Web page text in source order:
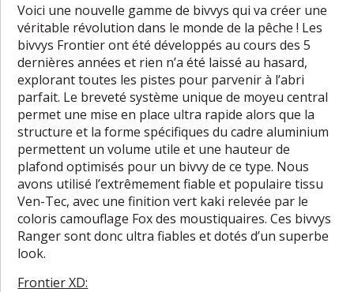
Voici une nouvelle gamme de bivvys qui va créer une
véritable révolution dans le monde de la pêche ! Les
bivvys Frontier ont été développés au cours des 5
dernières années et rien n’a été laissé au hasard,
explorant toutes les pistes pour parvenir à l’abri
parfait. Le breveté système unique de moyeu central
permet une mise en place ultra rapide alors que la
structure et la forme spécifiques du cadre aluminium
permettent un volume utile et une hauteur de
plafond optimisés pour un bivvy de ce type. Nous
avons utilisé l’extrêmement fiable et populaire tissu
Ven-Tec, avec une finition vert kaki relevée par le
coloris camouflage Fox des moustiquaires. Ces bivvys
Ranger sont donc ultra fiables et dotés d’un superbe
look.
Frontier XD: